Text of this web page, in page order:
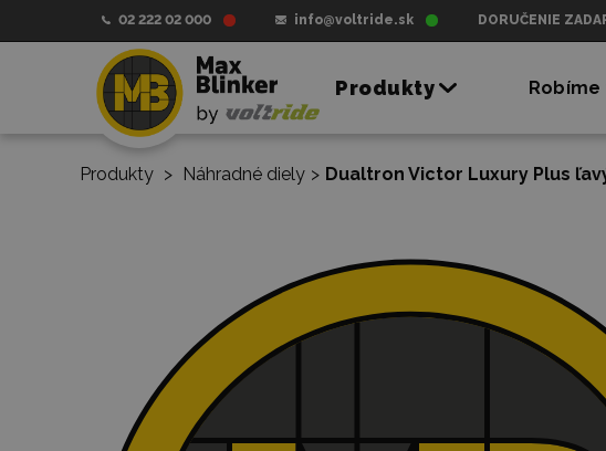
02 222 02 000 info@voltride.sk DORUČENIE
Produkty Robíme
Produkty > Náhradné diely > Dualtron Victor Luxury Plus